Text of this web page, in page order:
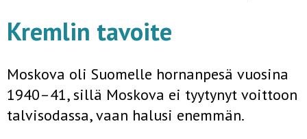
Kremlin tavoite
Moskova oli Suomelle hornanpesä vuosina
1940–41, sillä Moskova ei tyytynyt voittoon
talvisodassa, vaan halusi enemmän.